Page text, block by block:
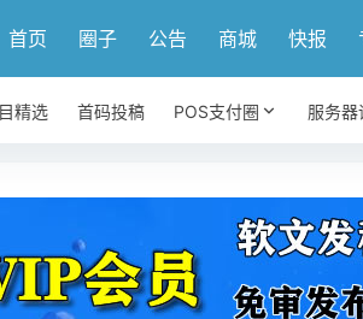
首页 圈子 公告 商城 快报
精选 首码投稿 POS支付圈 服务器